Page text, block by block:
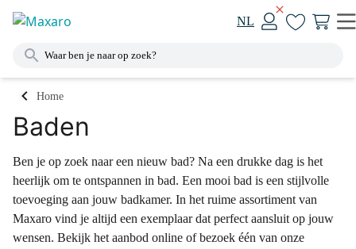
NL
Home
Baden
Ben je op zoek naar een nieuw bad? Na een drukke dag is het
heerlijk om te ontspannen in bad. Een mooi bad is een stijlvolle
toevoeging aan jouw badkamer. In het ruime assortiment van
Maxaro vind je altijd een exemplaar dat perfect aansluit op jouw
wensen. Bekijk het aanbod online of bezoek één van onze